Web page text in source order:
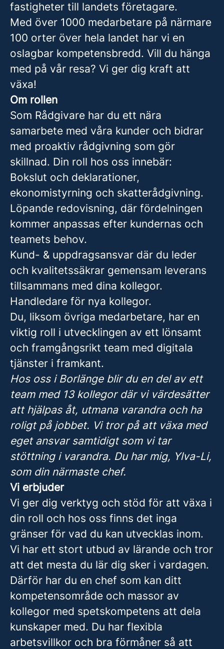
fastigheter till landets företagare.
Med över 1000 medarbetare på närmare
100 orter över hela landet har vi en
oslagbar kompetensbredd. Vill du hänga
med på vår resa? Vi ger dig kraft att
växa!
Om rollen
Som Rådgivare har du ett nära
samarbete med våra kunder och bidrar
med proaktiv rådgivning som gör
skillnad. Din roll hos oss innebär:
Bokslut och deklarationer,
ekonomistyrning och skatterådgivning.
Löpande redovisning, där fördelningen
kommer anpassas efter kundernas och
teamets behov.
Kund- & uppdragsansvar där du leder
och kvalitetssäkrar gemensam leverans
tillsammans med dina kollegor.
Handledare för nya kollegor.
Du, liksom övriga medarbetare, har en
viktig roll i utvecklingen av ett lönsamt
och framgångsrikt team med digitala
tjänster i framkant.
Hos oss i Borlänge blir du en del av ett
team med 13 kollegor där vi värdesätter
att hjälpas åt, utmana varandra och ha
roligt på jobbet. Vi tror på att växa med
eget ansvar samtidigt som vi tar
stöttning i varandra. Du har mig, Ylva-Li,
som din närmaste chef.
Vi erbjuder
Vi ger dig verktyg och stöd för att växa i
din roll och hos oss finns det inga
gränser för vad du kan utvecklas inom.
Vi har ett stort utbud av lärande och tror
att det mesta du lär dig sker i vardagen.
Därför har du en chef som kan ditt
kompetensområde och massor av
kollegor med spetskompetens att dela
kunskaper med. Du har flexibla
arbetsvillkor och bra förmåner så att